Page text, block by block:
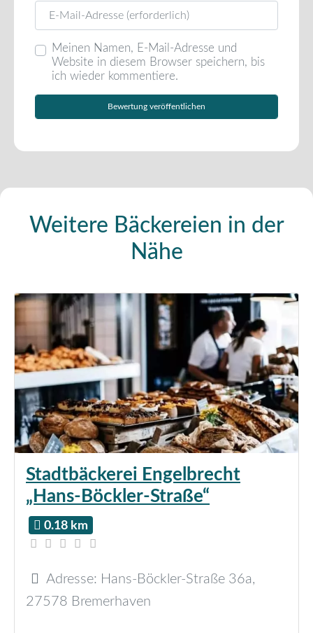
E-Mail
Meinen Namen, E-Mail-Adresse und
Website in diesem Browser speichern, bis
ich wieder kommentiere.
Weitere Bäckereien in der
Nähe
Stadtbäckerei Engelbrecht
„Hans-Böckler-Straße“
0.18 km
Adresse: Hans-Böckler-Straße 36a,
27578 Bremerhaven